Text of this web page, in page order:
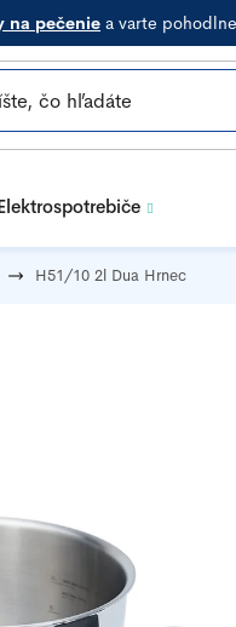
na pečenie a varte
H51/10 2l Dua Hrnec